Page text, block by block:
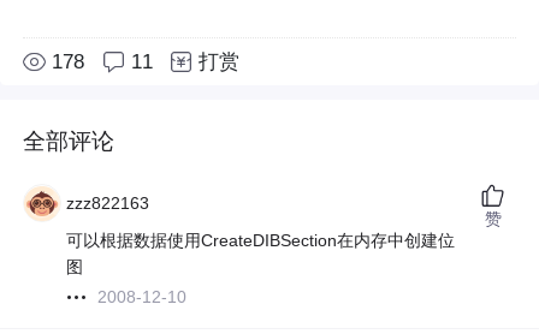
178 11 打赏
全部评论
zzz822163
可以根据数据使用CreateDIBSection在内存中创建位
图
2008-12-10
赞